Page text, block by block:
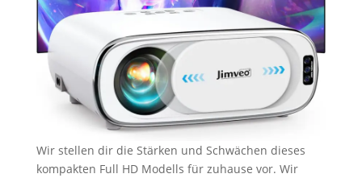
Wir stellen dir die Stärken und Schwächen dieses
kompakten Full HD Modells für zuhause vor. Wir